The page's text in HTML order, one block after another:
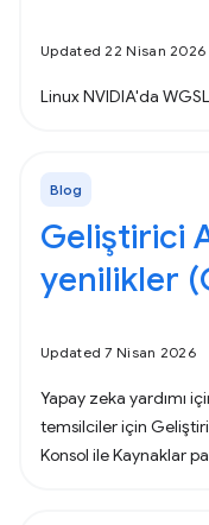
Updated 22 Nisan 2026
Linux NVIDIA'da
Blog
Geliştirici
yenilikler
Updated 7 Nisan 2026
Yapay zeka yardımı
temsilciler için
Konsol ile Kaynaklar